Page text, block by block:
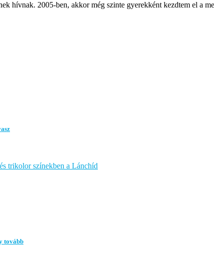
hívnak. 2005-ben, akkor még szinte gyerekként kezdtem el a
tovább